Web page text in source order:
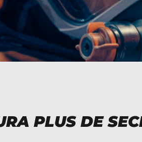
PLUS DE